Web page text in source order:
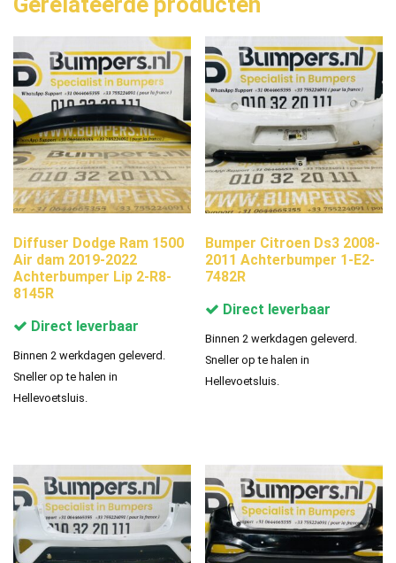
Diffuser Dodge Ram 1500
Air dam 2019-2022
Achterbumper Lip 2-R8-
8145R
Direct leverbaar
Binnen 2 werkdagen geleverd.
Sneller op te halen in
Hellevoetsluis.
Bumper Citroen Ds3 2008-
2011 Achterbumper 1-E2-
7482R
Direct leverbaar
Binnen 2 werkdagen geleverd.
Sneller op te halen in
Hellevoetsluis.